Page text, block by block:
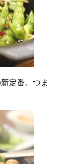
定番。つま